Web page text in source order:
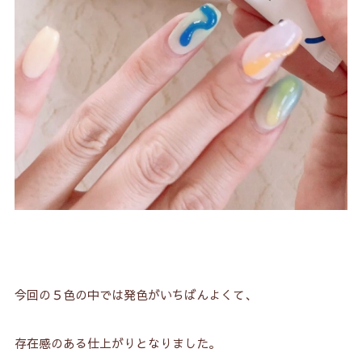
今回の５色の中では発色がいちばんよくて、
存在感のある仕上がりとなりました。